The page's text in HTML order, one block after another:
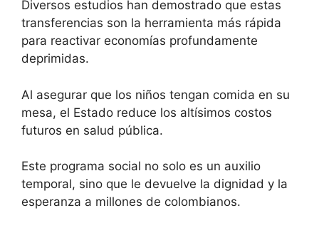
Diversos estudios han demostrado que estas
transferencias son la herramienta más rápida
para reactivar economías profundamente
deprimidas.
Al asegurar que los niños tengan comida en su
mesa, el Estado reduce los altísimos costos
futuros en salud pública.
Este programa social no solo es un auxilio
temporal, sino que le devuelve la dignidad y la
esperanza a millones de colombianos.